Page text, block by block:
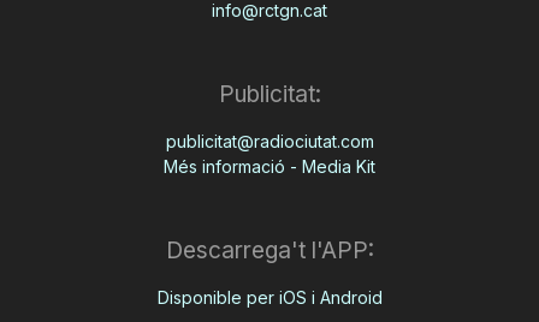
info@rctgn.cat
Publicitat:
publicitat@radiociutat.com
Més informació - Media Kit
Descarrega't l'APP:
Disponible per iOS i Android